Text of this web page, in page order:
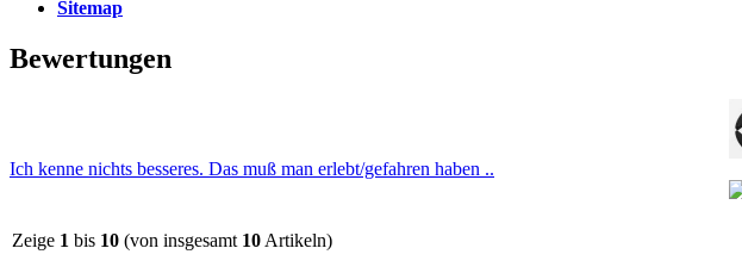
Sitemap
Bewertungen
Ich kenne nichts besseres. Das muß man erlebt/gefahren haben ..
Zeige 1 bis 10 (von insgesamt 10 Artikeln)